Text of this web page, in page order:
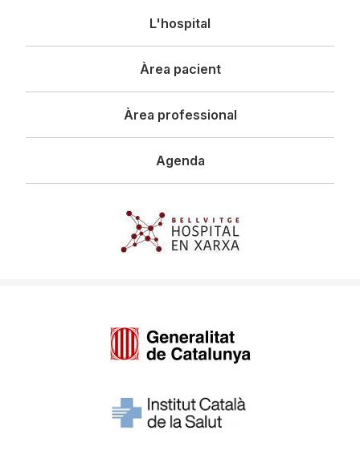
principal
L'hospital
Àrea pacient
Àrea professional
Agenda